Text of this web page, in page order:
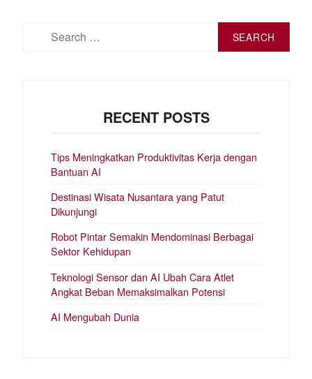
RECENT POSTS
Tips Meningkatkan Produktivitas Kerja dengan
Bantuan AI
Destinasi Wisata Nusantara yang Patut
Dikunjungi
Robot Pintar Semakin Mendominasi Berbagai
Sektor Kehidupan
Teknologi Sensor dan AI Ubah Cara Atlet
Angkat Beban Memaksimalkan Potensi
AI Mengubah Dunia